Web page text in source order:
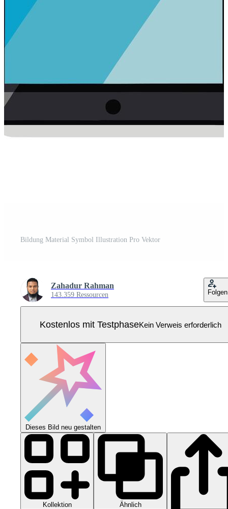
Bildung Material Symbol Illustration Pro Vektor
Zahadur Rahman
143.359 Ressourcen Folgen
Kostenlos mit TestphaseKein Verweis erforderlich
Dieses Bild neu gestalten
Kollektion Ähnlich